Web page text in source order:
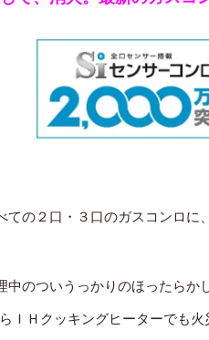
の２口・３口のガスコンロに
のついうっかりのほったらか
ＩＨクッキングヒーターでも火